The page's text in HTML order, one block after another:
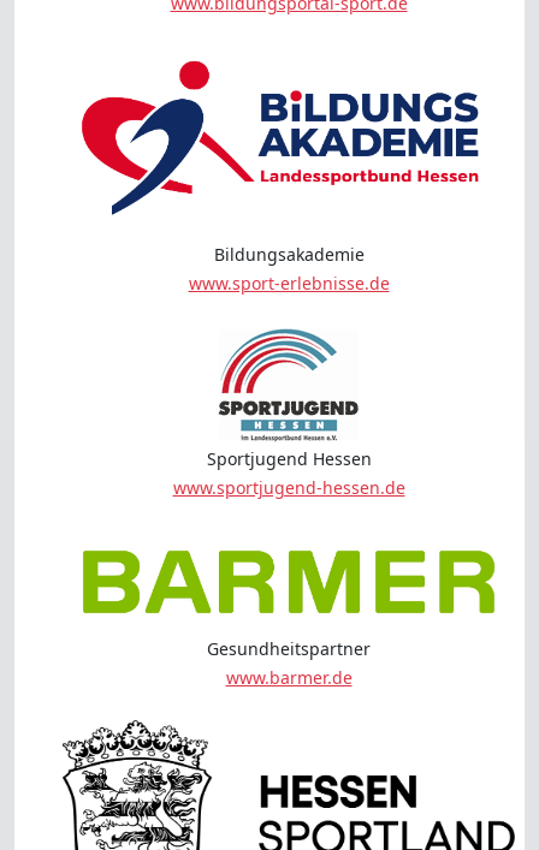
Bildungsakademie
www.sport-erlebnisse.de
Sportjugend Hessen
www.sportjugend-hessen.de
Gesundheitspartner
www.barmer.de